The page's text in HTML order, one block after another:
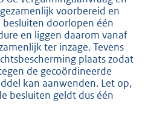
voorbereid en
doorlopen één
en liggen daarom vanaf
ter inzage. Tevens
plaats zodat
de gecoördineerde
kan aanwenden. Let op,
besluiten geldt dus één